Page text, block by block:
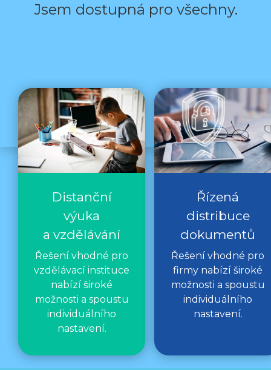
Jsem dostupná pro všechny.
Distanční
výuka
a vzdělávání
Řešení vhodné pro
vzdělávací instituce
nabízí široké
možnosti a spoustu
individuálního
nastavení.
Řízená
distribuce
dokumentů
Řešení vhodné pro
firmy nabízí široké
možnosti a spoustu
individuálního
nastavení.